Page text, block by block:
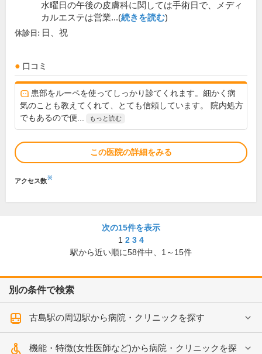
水曜日の午後の皮膚科に関しては手術日で、メディ
カルエステは営業...(続きを読む)
休診日: 日、祝
口コミ
患部をルーペを使ってしっかり診てくれます。細かく病
気のことも教えてくれて、とても信頼しています。 院内処方
でもあるので便...
もっと読む
この医院の詳細をみる
アクセス数※
次の15件を表示
1 2 3 4
駅から近い順に58件中、 1～15件
別の条件で検索
古島駅の周辺駅から病院・クリニックを探す
機能・特徴(女性医師など)から病院・クリニックを探